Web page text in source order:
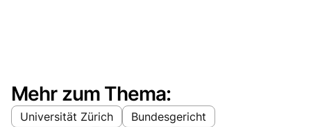
Mehr zum Thema:
Universität Zürich
Bundesgericht